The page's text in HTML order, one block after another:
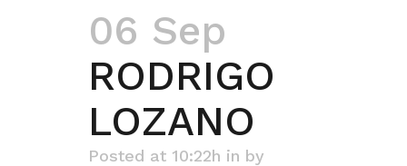
06 Sep
RODRIGO
LOZANO
Posted at 10:22h in by